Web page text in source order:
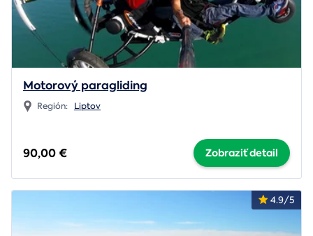
Motorový paragliding
Región: Liptov
90,00 € Zobraziť detail
4.9/5